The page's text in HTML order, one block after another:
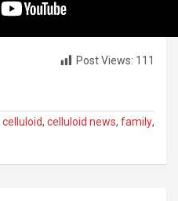
Post Views: 111
celluloid, celluloid news, family,